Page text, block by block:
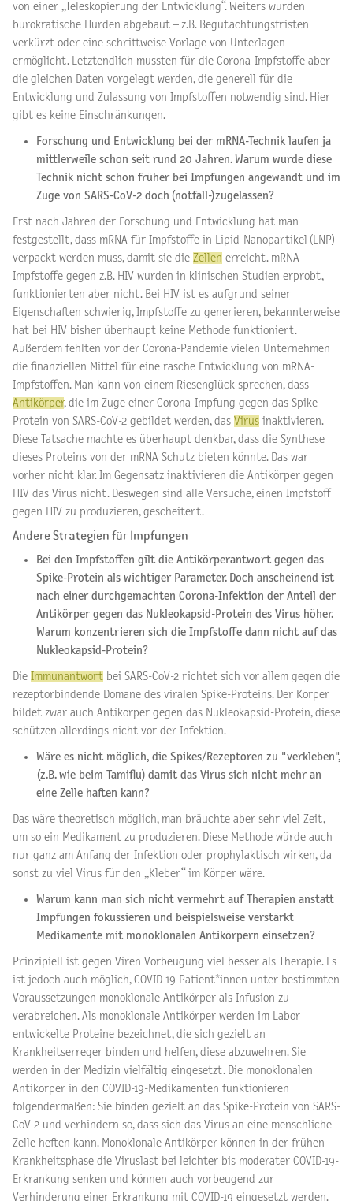
von einer „Teleskopierung der Entwicklung“. Weiters wurden
bürokratische Hürden abgebaut – z.B. Begutachtungsfristen
verkürzt oder eine schrittweise Vorlage von Unterlagen
ermöglicht. Letztendlich mussten für die Corona-Impfstoffe aber
die gleichen Daten vorgelegt werden, die generell für die
Entwicklung und Zulassung von Impfstoffen notwendig sind. Hier
gibt es keine Einschränkungen.
Forschung und Entwicklung bei der mRNA-Technik laufen ja
mittlerweile schon seit rund 20 Jahren. Warum wurde diese
Technik nicht schon früher bei Impfungen angewandt und im
Zuge von SARS-CoV-2 doch (notfall-)zugelassen?
Erst nach Jahren der Forschung und Entwicklung hat man
festgestellt, dass mRNA für Impfstoffe in Lipid-Nanopartikel (LNP)
verpackt werden muss, damit sie die Zellen erreicht. mRNA-
Impfstoffe gegen z.B. HIV wurden in klinischen Studien erprobt,
funktionierten aber nicht. Bei HIV ist es aufgrund seiner
Eigenschaften schwierig, Impfstoffe zu generieren, bekannterweise
hat bei HIV bisher überhaupt keine Methode funktioniert.
Außerdem fehlten vor der Corona-Pandemie vielen Unternehmen
die finanziellen Mittel für eine rasche Entwicklung von mRNA-
Impfstoffen. Man kann von einem Riesenglück sprechen, dass
Antikörper, die im Zuge einer Corona-Impfung gegen das Spike-
Protein von SARS-CoV-2 gebildet werden, das Virus inaktivieren.
Diese Tatsache machte es überhaupt denkbar, dass die Synthese
dieses Proteins von der mRNA Schutz bieten könnte. Das war
vorher nicht klar. Im Gegensatz inaktivieren die Antikörper gegen
HIV das Virus nicht. Deswegen sind alle Versuche, einen Impfstoff
gegen HIV zu produzieren, gescheitert.
Andere Strategien für Impfungen
Bei den Impfstoffen gilt die Antikörperantwort gegen das
Spike-Protein als wichtiger Parameter. Doch anscheinend ist
nach einer durchgemachten Corona-Infektion der Anteil der
Antikörper gegen das Nukleokapsid-Protein des Virus höher.
Warum konzentrieren sich die Impfstoffe dann nicht auf das
Nukleokapsid-Protein?
Die Immunantwort bei SARS-CoV-2 richtet sich vor allem gegen die
rezeptorbindende Domäne des viralen Spike-Proteins. Der Körper
bildet zwar auch Antikörper gegen das Nukleokapsid-Protein, diese
schützen allerdings nicht vor der Infektion.
Wäre es nicht möglich, die Spikes/Rezeptoren zu "verkleben",
(z.B. wie beim Tamiflu) damit das Virus sich nicht mehr an
eine Zelle haften kann?
Das wäre theoretisch möglich, man bräuchte aber sehr viel Zeit,
um so ein Medikament zu produzieren. Diese Methode würde auch
nur ganz am Anfang der Infektion oder prophylaktisch wirken, da
sonst zu viel Virus für den „Kleber“ im Körper wäre.
Warum kann man sich nicht vermehrt auf Therapien anstatt
Impfungen fokussieren und beispielsweise verstärkt
Medikamente mit monoklonalen Antikörpern einsetzen?
Prinzipiell ist gegen Viren Vorbeugung viel besser als Therapie. Es
ist jedoch auch möglich, COVID-19 Patient*innen unter bestimmten
Voraussetzungen monoklonale Antikörper als Infusion zu
verabreichen. Als monoklonale Antikörper werden im Labor
entwickelte Proteine bezeichnet, die sich gezielt an
Krankheitserreger binden und helfen, diese abzuwehren. Sie
werden in der Medizin vielfältig eingesetzt. Die monoklonalen
Antikörper in den COVID-19-Medikamenten funktionieren
folgendermaßen: Sie binden gezielt an das Spike-Protein von SARS-
CoV-2 und verhindern so, dass sich das Virus an eine menschliche
Zelle heften kann. Monoklonale Antikörper können in der frühen
Krankheitsphase die Viruslast bei leichter bis moderater COVID-19-
Erkrankung senken und können auch vorbeugend zur
Verhinderung einer Erkrankung mit COVID-19 eingesetzt werden.